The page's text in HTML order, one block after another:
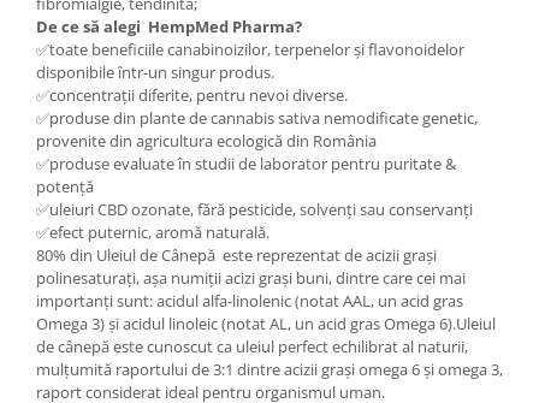
De ce să alegi HempMed Pharma?
✅toate beneficiile canabinoizilor, terpenelor și flavonoidelor
disponibile într-un singur produs.
✅concentrații diferite, pentru nevoi diverse.
✅produse din plante de cannabis sativa nemodificate genetic,
provenite din agricultura ecologică din România
✅produse evaluate în studii de laborator pentru puritate &
potență
✅uleiuri CBD ozonate, fără pesticide, solvenți sau conservanți
✅efect puternic, aromă naturală.
80% din Uleiul de Cânepă este reprezentat de acizii graşi
polinesaturați, aşa numiţii acizi graşi buni, dintre care cei mai
importanţi sunt: acidul alfa-linolenic (notat AAL, un acid gras
Omega 3) şi acidul linoleic (notat AL, un acid gras Omega 6).Uleiul
de cânepă este cunoscut ca uleiul perfect echilibrat al naturii,
mulţumită raportului de 3:1 dintre acizii graşi omega 6 şi omega 3,
raport considerat ideal pentru organismul uman.